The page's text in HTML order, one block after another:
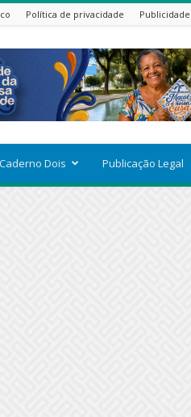
Política de privacidade Publicidade
Caderno Dois Publicação Legal